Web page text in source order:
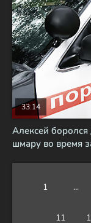
Алексей боролся
шмару во время
33:14
1 ...
11